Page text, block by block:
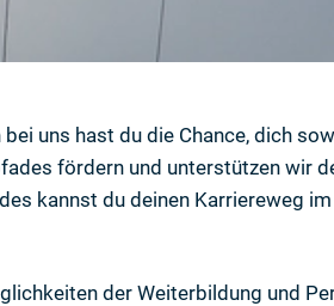
uns hast du die Chance, dich
fördern und unterstützen wir
kannst du deinen Karriereweg
der Weiterbildung und